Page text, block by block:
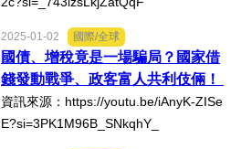
2025-01-02 國際/全球
國債、增稅竟是一場騙局？國家借
錢發動戰爭、政客富人共利伎倆！
資訊來源：https://youtu.be/iAnyK-ZISe
E?si=3PK1M96B_SNkqhY_